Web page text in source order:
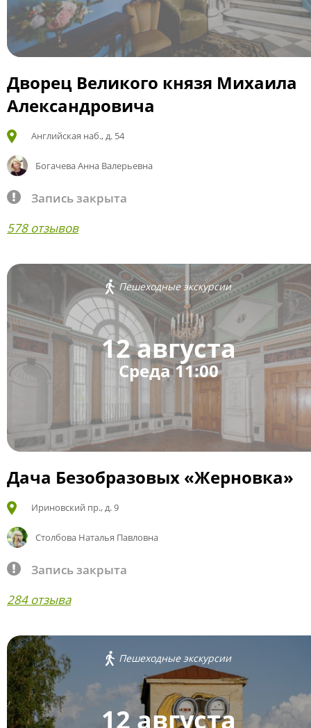
Дворец Великого князя Михаила
Александровича
Английская наб., д. 54
Богачева Анна Валерьевна
Запись закрыта
578 отзывов
Пешеходные экскурсии
12 августа
Среда 11:00
Дача Безобразовых «Жерновка»
Ириновский пр., д. 9
Столбова Наталья Павловна
Запись закрыта
284 отзыва
Пешеходные экскурсии
12 августа